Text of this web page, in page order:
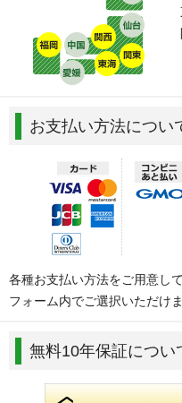
お支払い方法につい
各種お支払い方法をご用意し
フォーム内でご選択いただけま
無料10年保証につい